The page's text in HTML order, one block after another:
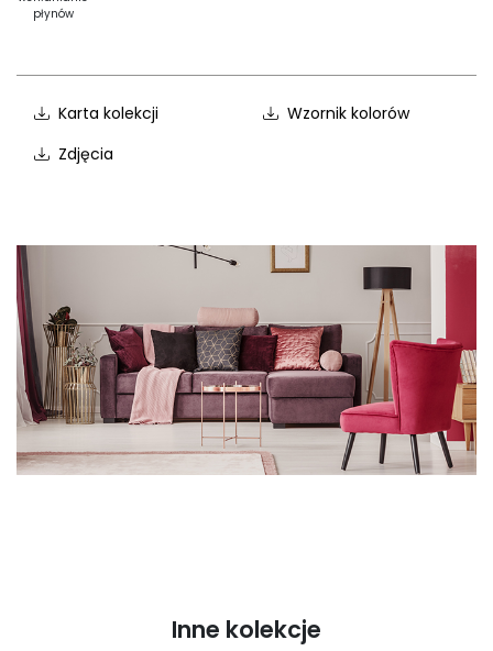
płynów
Karta kolekcji
Wzornik kolorów
Zdjęcia
Inne kolekcje